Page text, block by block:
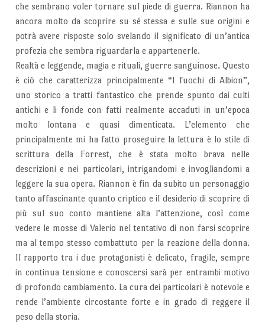
che sembrano voler tornare sul piede di guerra. Riannon ha
ancora molto da scoprire su sé stessa e sulle sue origini e
potrà avere risposte solo svelando il significato di un’antica
profezia che sembra riguardarla e appartenerle.
Realtà e leggende, magia e rituali, guerre sanguinose. Questo
è ciò che caratterizza principalmente “I fuochi di Albion”,
uno storico a tratti fantastico che prende spunto dai culti
antichi e li fonde con fatti realmente accaduti in un’epoca
molto lontana e quasi dimenticata. L’elemento che
principalmente mi ha fatto proseguire la lettura è lo stile di
scrittura della Forrest, che è stata molto brava nelle
descrizioni e nei particolari, intrigandomi e invogliandomi a
leggere la sua opera. Riannon è fin da subito un personaggio
tanto affascinante quanto criptico e il desiderio di scoprire di
più sul suo conto mantiene alta l’attenzione, così come
vedere le mosse di Valerio nel tentativo di non farsi scoprire
ma al tempo stesso combattuto per la reazione della donna.
Il rapporto tra i due protagonisti è delicato, fragile, sempre
in continua tensione e conoscersi sarà per entrambi motivo
di profondo cambiamento. La cura dei particolari è notevole e
rende l’ambiente circostante forte e in grado di reggere il
peso della storia.